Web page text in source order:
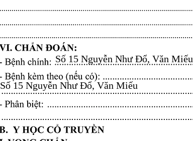
Số 15 Nguyễn Như Đổ, Văn Miếu​​​​
Số 15 Nguyễn Như Đổ, Văn Miếu​​​​